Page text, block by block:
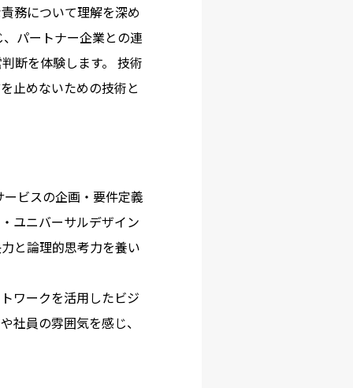
務について理解を深め
パートナー企業との連
断を体験します。 技術
止めないための技術と
ビスの企画・要件定義
ユニバーサルデザイン
と論理的思考力を養い
ワークを活用したビジ
社員の雰囲気を感じ、